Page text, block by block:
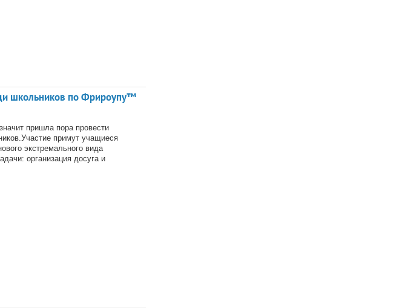
школьников по Фрироупу™
пришла пора провести
примут учащиеся
экстремального вида
организация досуга и